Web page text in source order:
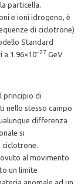
particella.
e ioni idrogeno, è
di ciclotrone)
Standard
a 1.96×10–27 GeV
principio di
nello stesso campo
differenza
si
ciclotrone.
al movimento
un limite